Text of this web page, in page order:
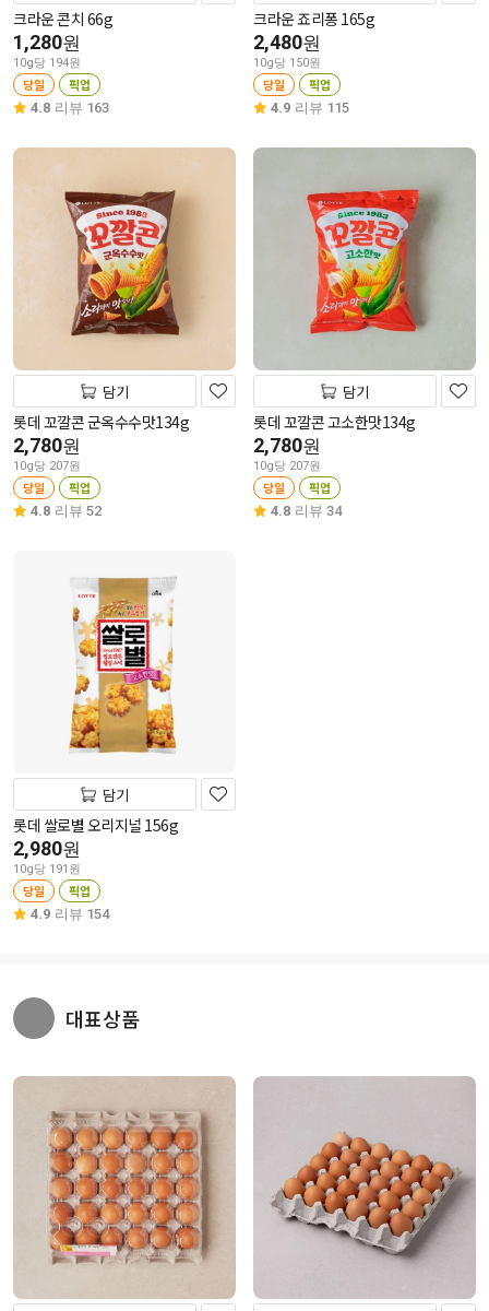
크라운 콘치 66g
1,280원
10g당 194원
당일 픽업
4.8 리뷰 163
크라운 죠리퐁 165g
2,480원
10g당 150원
당일 픽업
4.9 리뷰 115
담기
롯데 꼬깔콘 군옥수수맛134g
2,780원
10g당 207원
당일 픽업
4.8 리뷰 52
담기
롯데 꼬깔콘 고소한맛134g
2,780원
10g당 207원
당일 픽업
4.8 리뷰 34
담기
롯데 쌀로별 오리지널 156g
2,980원
10g당 191원
당일 픽업
4.9 리뷰 154
대표상품